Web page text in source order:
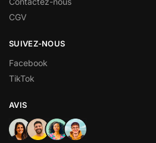
CGV
SUIVEZ-NOUS
Facebook
TikTok
AVIS